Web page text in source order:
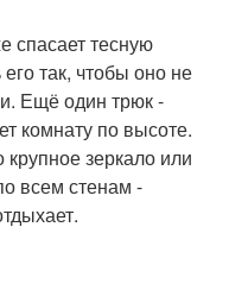
спасает тесную
так, чтобы оно не
Ещё один трюк -
комнату по высоте.
зеркало или
всем стенам -